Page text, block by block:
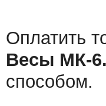
Оплатить
Весы МК-
способом.